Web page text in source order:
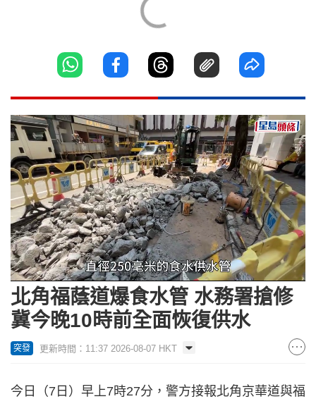
Unmute Loaded:
100.00%
北角福蔭道爆食水管 水務署搶修
冀今晚10時前全面恢復供水
突發 更新時間：11:37 2026-08-07 HKT
今日（7日）早上7時27分，警方接報北角京華道與福